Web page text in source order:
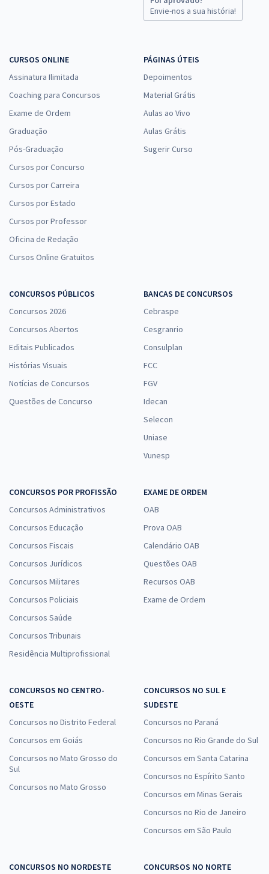
Envie-nos a sua história!
CURSOS ONLINE
Assinatura Ilimitada
Coaching para Concursos
Exame de Ordem
Graduação
Pós-Graduação
Cursos por Concurso
Cursos por Carreira
Cursos por Estado
Cursos por Professor
Oficina de Redação
Cursos Online Gratuitos
PÁGINAS ÚTEIS
Depoimentos
Material Grátis
Aulas ao Vivo
Aulas Grátis
Sugerir Curso
CONCURSOS PÚBLICOS
Concursos 2026
Concursos Abertos
Editais Publicados
Histórias Visuais
Notícias de Concursos
Questões de Concurso
BANCAS DE CONCURSOS
Cebraspe
Cesgranrio
Consulplan
FCC
FGV
Idecan
Selecon
Uniase
Vunesp
CONCURSOS POR PROFISSÃO
Concursos Administrativos
Concursos Educação
Concursos Fiscais
Concursos Jurídicos
Concursos Militares
Concursos Policiais
Concursos Saúde
Concursos Tribunais
Residência Multiprofissional
EXAME DE ORDEM
OAB
Prova OAB
Calendário OAB
Questões OAB
Recursos OAB
Exame de Ordem
CONCURSOS NO CENTRO-
OESTE
Concursos no Distrito Federal
Concursos em Goiás
Concursos no Mato Grosso do
Sul
Concursos no Mato Grosso
CONCURSOS NO SUL E
SUDESTE
Concursos no Paraná
Concursos no Rio Grande do Sul
Concursos em Santa Catarina
Concursos no Espírito Santo
Concursos em Minas Gerais
Concursos no Rio de Janeiro
Concursos em São Paulo
CONCURSOS NO NORDESTE
CONCURSOS NO NORTE